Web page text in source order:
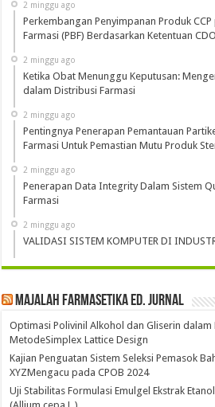
2 minggu ago
Perkembangan Penyimpanan Produk
Farmasi (PBF) Berdasarkan Ketentuan
2 minggu ago
Ketika Obat Menunggu Keputusan:
dalam Distribusi Farmasi
2 minggu ago
Pentingnya Penerapan Pemantauan
Farmasi Untuk Pemastian Mutu Produk
2 minggu ago
Penerapan Data Integrity Dalam Sistem
Farmasi
2 minggu ago
VALIDASI SISTEM KOMPUTER DI
Majalah Farmasetika Ed. Jurnal
Optimasi Polivinil Alkohol dan Gliserin dalam
MetodeSimplex Lattice Design
Kajian Penguatan Sistem Seleksi Pemasok
XYZMengacu pada CPOB 2024
Uji Stabilitas Formulasi Emulgel Ekstrak